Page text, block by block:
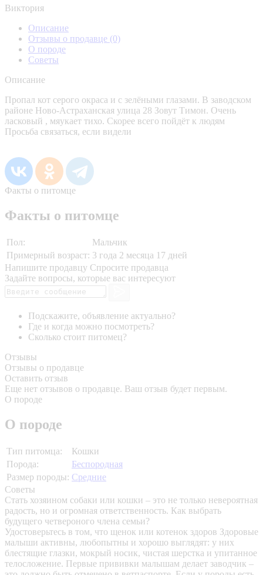
Виктория
Описание
Отзывы о продавце (0)
О породе
Советы
Описание
Пропал кот серого окраса и с зелёными глазами. В заводском
районе Ново-Астраханская улица 28 Зовут Тимон. Очень
ласковый , мяукает тихо. Скорее всего пойдёт к людям
Просьба связаться, если видели
Факты о питомце
Факты о питомце
Пол:
Мальчик
Примерный возраст: 3 года 2 месяца 17 дней
Напишите продавцу Спросите продавца
Задайте вопросы, которые вас интересуют
Подскажите, объявление актуально?
Где и когда можно посмотреть?
Сколько стоит питомец?
Отзывы
Отзывы о продавце
Оставить отзыв
Еще нет отзывов о продавце. Ваш отзыв будет первым.
О породе
О породе
Тип питомца:
Кошки
Порода:
Беспородная
Размер породы: Средние
Советы
Стать хозяином собаки или кошки – это не только невероятная
радость, но и огромная ответственность. Как выбрать
будущего четвероного члена семьи?
Удостоверьтесь в том, что щенок или котенок здоров Здоровые
малыши активны, любопытны и хорошо выглядят: у них
блестящие глазки, мокрый носик, чистая шерстка и упитанное
телосложение. Первые прививки малышам делает заводчик –